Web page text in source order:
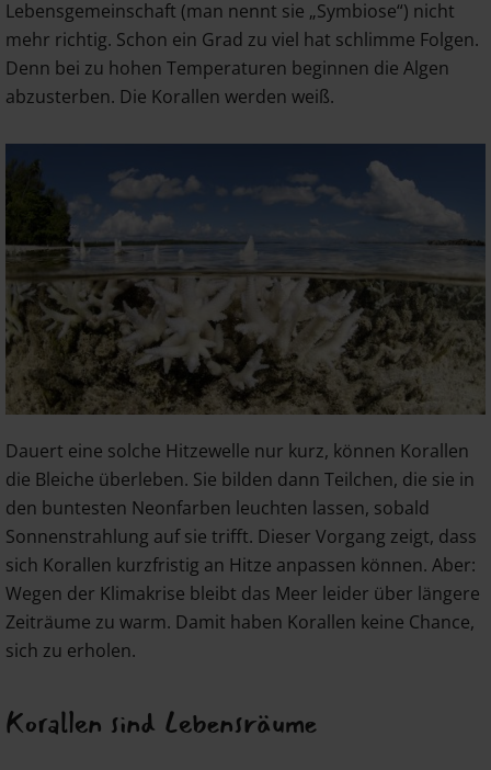
Lebensgemeinschaft (man nennt sie „Symbiose“) nicht
mehr richtig. Schon ein Grad zu viel hat schlimme Folgen.
Denn bei zu hohen Temperaturen beginnen die Algen
abzusterben. Die Korallen werden weiß.
Dauert eine solche Hitzewelle nur kurz, können Korallen
die Bleiche überleben. Sie bilden dann Teilchen, die sie in
den buntesten Neonfarben leuchten lassen, sobald
Sonnenstrahlung auf sie trifft. Dieser Vorgang zeigt, dass
sich Korallen kurzfristig an Hitze anpassen können. Aber:
Wegen der Klimakrise bleibt das Meer leider über längere
Zeiträume zu warm. Damit haben Korallen keine Chance,
sich zu erholen.
Korallen sind Lebensräume